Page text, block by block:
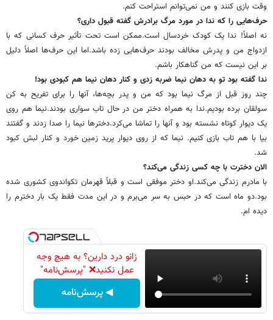
وقت بازی کنند و من نمی‌توانم استراحت کنم.
حرف‌هایی را که ندا در مورد مرگ برادرش گفته قبول داری؟
نه اصلاً! ندا یک کودک خردسال است.ممکن است تحت تأثیر حرف کسانی که با
ازدواج من و پدرش مخالف بودند حرف‌هایی زده باشد.اما این حرف‌ها اصلاً دلیل
بر این نیست که من گناهکار باشم.
ندا گفته بود تو به دهان نیما ضربه زدی و کنار دهان نیما هم کبودی بود!
چند روز قبل از مرگ نیما بود که من و پدر بچه‌ها، آنها را برای تفریح به کن
سولقان برده بودیم.ندا به همراه دختر من در حال تاب سواری بودند.نیما هم روی
یک دیوار کوتاه نشسته بود و آنها را تماشا می‌کرد.دخترها نیما را صدا زدند و گفتند
بیا با هم تاب بازی کنیم. نیما که از روی دیوار پرید زمین خورد و کنار لبش کبود
شد.
الان دخترت با چه کسی زندگی می‌کند؟
با مادرم زندگی می‌کند.او دختر موفقی است و قبلاً قهرمان تکواندوی کشوری شده
بود.دو ماه است که در حبس به سر می‌برم و در این مدت فقط یک بار دخترم را
دیده ام.
زانو درد دارین؟ به هیچ وجه
عمل نکنید❌ "پرسش‌نامه"
◀ پرسش‌نامه